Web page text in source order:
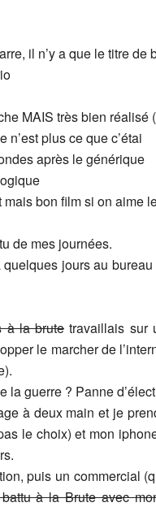
il n’y a que le titre de
MAIS très bien réalisé
n’est plus ce que c’étai
après le générique
mais bon film si on aime
de mes journées.
jours au
à la brute travaillais sur
le marcher de
la guerre ? Panne
à deux main et je
le choix) et mon
puis un commercial
à la Brute avec